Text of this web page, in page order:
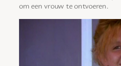
om een vrouw te ontvoeren.